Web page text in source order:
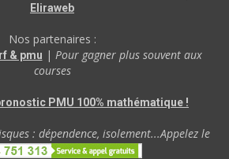
Eliraweb
Nos partenaires :
& pmu | Pour gagner plus souvent aux
courses
PMU 100% mathématique !
: dépendence, isolement...Appelez le